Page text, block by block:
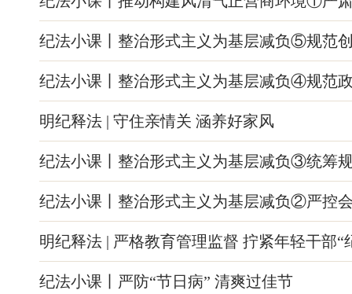
纪法小课丨整治形式主义为基层减负⑤规范
纪法小课丨整治形式主义为基层减负④规范
明纪释法 | 守住亲情关 涵养好家风
纪法小课丨整治形式主义为基层减负③统筹
纪法小课丨整治形式主义为基层减负②严控
明纪释法 | 严格教育管理监督 拧紧年轻干部“
纪法小课丨严防“节日病” 清爽过佳节